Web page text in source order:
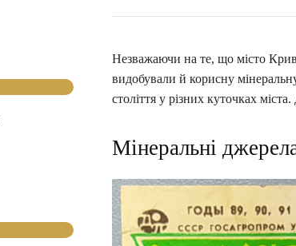
Незважаючи на те, що місто
видобували й корисну
століття у різних куточках міста.
Мінеральні